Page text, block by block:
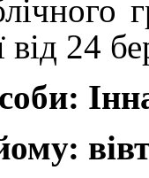
від 24